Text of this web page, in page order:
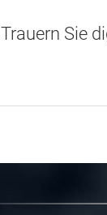
Trauern Sie